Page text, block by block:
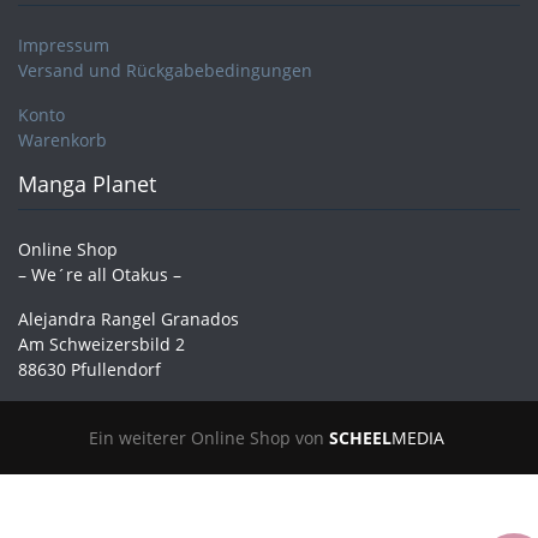
Impressum
Versand und Rückgabebedingungen
Konto
Warenkorb
Manga Planet
Online Shop
– We´re all Otakus –
Alejandra Rangel Granados
Am Schweizersbild 2
88630 Pfullendorf
Ein weiterer Online Shop von SCHEELMEDIA